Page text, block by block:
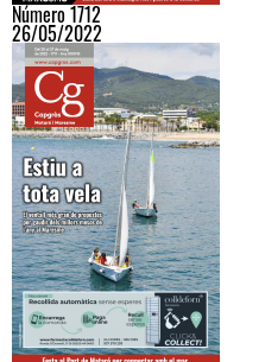
Número 1712
26/05/2022